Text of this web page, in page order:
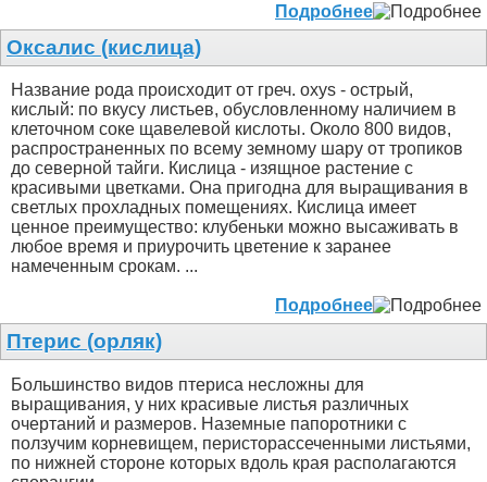
Подробнее
Оксалис (кислица)
Название рода происходит от греч. oxys - острый,
кислый: по вкусу листьев, обуcловленному наличием в
клеточном соке щавелевой кислоты. Около 800 видов,
распространенных по всему земному шару от тропиков
до северной тайги. Кислица - изящное растение с
красивыми цветками. Она пригодна для выращивания в
светлых прохладных помещениях. Кислица имеет
ценное преимущество: клубеньки можно высаживать в
любое время и приурочить цветение к заранее
намеченным срокам. ...
Подробнее
Птерис (орляк)
Большинство видов птериса несложны для
выращивания, у них красивые листья различных
очертаний и размеров. Наземные папоротники c
ползучим корневищем, перисторассеченными листьями,
по нижней стороне которых вдоль края располагаются